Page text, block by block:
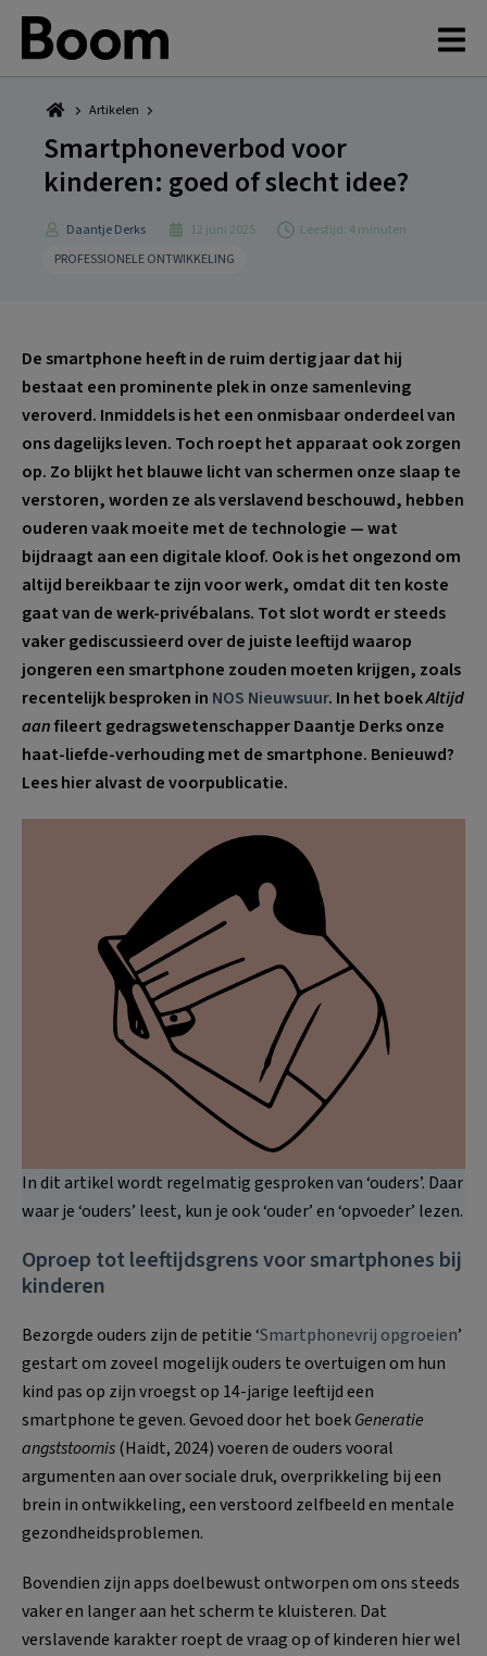
Spring
naar
hoofdnavigatie
Door
naar
hoofd
Spring
naar
eerste
sidebar
Spring
naar
voettekst
Artikelen
Smartphoneverbod voor
kinderen: goed of slecht idee?
Daantje Derks 12 juni 2025
Leestijd: 4 minuten
PROFESSIONELE ONTWIKKELING
De smartphone heeft in de ruim dertig jaar dat hij
bestaat een prominente plek in onze samenleving
veroverd. Inmiddels is het een onmisbaar onderdeel van
ons dagelijks leven. Toch roept het apparaat ook zorgen
op. Zo blijkt het blauwe licht van schermen onze slaap te
verstoren, worden ze als verslavend beschouwd, hebben
ouderen vaak moeite met de technologie — wat
bijdraagt aan een digitale kloof. Ook is het ongezond om
altijd bereikbaar te zijn voor werk, omdat dit ten koste
gaat van de werk-privébalans. Tot slot wordt er steeds
vaker gediscussieerd over de juiste leeftijd waarop
jongeren een smartphone zouden moeten krijgen, zoals
recentelijk besproken in NOS Nieuwsuur. In het boekAltijd
aanfileert gedragswetenschapper Daantje Derks onze
haat-liefde-verhouding met de smartphone. Benieuwd?
Lees hier alvast de voorpublicatie.
In dit artikel wordt regelmatig gesproken van ‘ouders’. Daar
waar je ‘ouders’ leest, kun je ook ‘ouder’ en ‘opvoeder’ lezen.
Oproep tot leeftijdsgrens voor smartphones bij
kinderen
Bezorgde ouders zijn de petitie ‘Smartphonevrij opgroeien’
gestart om zoveel mogelijk ouders te overtuigen om hun
kind pas op zijn vroegst op 14-jarige leeftijd een
smartphone te geven. Gevoed door het boekGeneratie
angststoornis(Haidt, 2024) voeren de ouders vooral
argumenten aan over sociale druk, overprikkeling bij een
brein in ontwikkeling, een verstoord zelfbeeld en mentale
gezondheidsproblemen.
Bovendien zijn apps doelbewust ontworpen om ons steeds
vaker en langer aan het scherm te kluisteren. Dat
verslavende karakter roept de vraag op of kinderen hier wel